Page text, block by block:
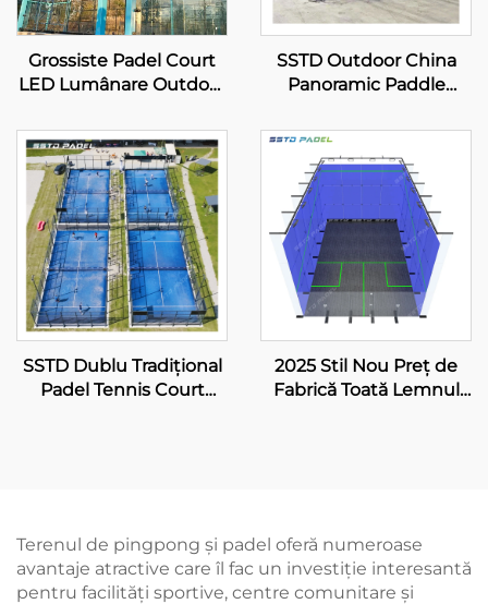
Grossiste Padel Court
LED Lumânare Outdoor
Full View Panoramic
Paddle Court 001-1
SSTD Outdoor China
Panoramic Paddle
Producător Profesional
Clasic Padel Court
Tehnologie Avansată
pentru Clubul de Padel
001-2
SSTD Dublu Tradițional
Padel Tennis Court
2025 Stil Nou Preț de
Fabrică Toată Lemnul
Terenul de pingpong și padel oferă numeroase
avantaje atractive care îl fac un investiție interesantă
pentru facilități sportive, centre comunitare și